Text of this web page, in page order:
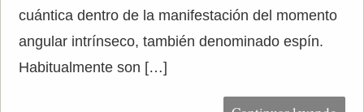
cuántica dentro de la manifestación del momento
angular intrínseco, también denominado espín.
Habitualmente son […]